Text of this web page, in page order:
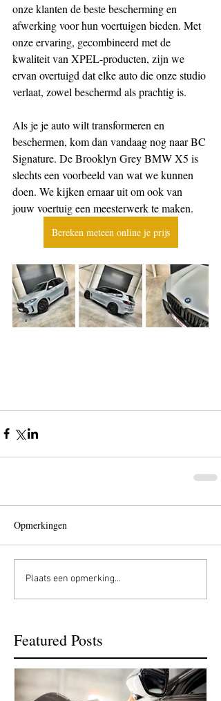
onze klanten de beste bescherming en
afwerking voor hun voertuigen bieden. Met
onze ervaring, gecombineerd met de
kwaliteit van XPEL-producten, zijn we
ervan overtuigd dat elke auto die onze studio
verlaat, zowel beschermd als prachtig is.
Als je je auto wilt transformeren en
beschermen, kom dan vandaag nog naar BC
Signature. De Brooklyn Grey BMW X5 is
slechts een voorbeeld van wat we kunnen
doen. We kijken ernaar uit om ook van
jouw voertuig een meesterwerk te maken.
Bereken meteen online je prijs
Opmerkingen
Plaats een opmerking...
Featured Posts